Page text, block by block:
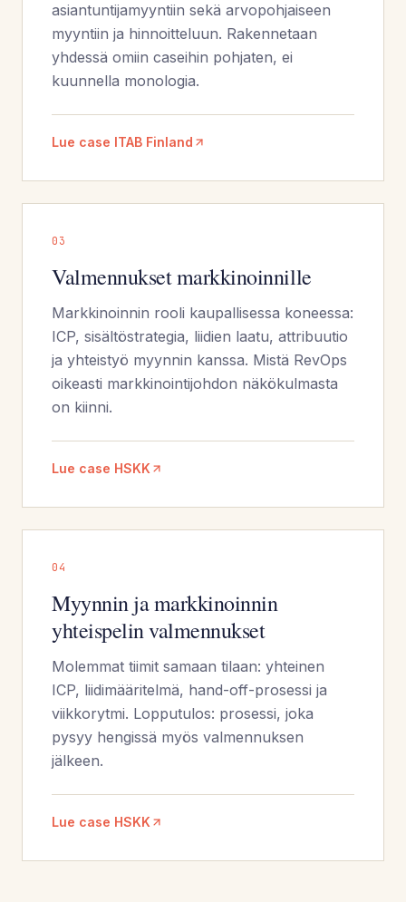
asiantuntijamyyntiin sekä arvopohjaiseen
myyntiin ja hinnoitteluun. Rakennetaan
yhdessä omiin caseihin pohjaten, ei
kuunnella monologia.
Lue case ITAB Finland
0 3
Valmennukset markkinoinnille
Markkinoinnin rooli kaupallisessa koneessa:
ICP, sisältöstrategia, liidien laatu, attribuutio
ja yhteistyö myynnin kanssa. Mistä RevOps
oikeasti markkinointijohdon näkökulmasta
on kiinni.
Lue case HSKK
0 4
Myynnin ja markkinoinnin
yhteispelin valmennukset
Molemmat tiimit samaan tilaan: yhteinen
ICP, liidimääritelmä, hand-off-prosessi ja
viikkorytmi. Lopputulos: prosessi, joka
pysyy hengissä myös valmennuksen
jälkeen.
Lue case HSKK